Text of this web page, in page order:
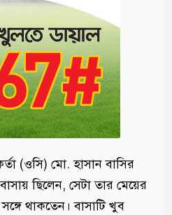
(ওসি) মো. হাসান বাসির
ছিলেন, সেটা তার মেয়ের
থাকতেন। বাসাটি খুব